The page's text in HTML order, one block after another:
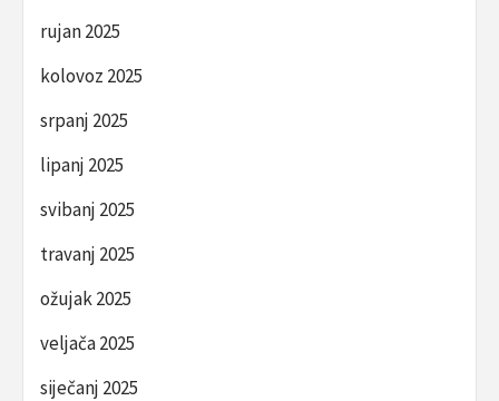
rujan 2025
kolovoz 2025
srpanj 2025
lipanj 2025
svibanj 2025
travanj 2025
ožujak 2025
veljača 2025
siječanj 2025